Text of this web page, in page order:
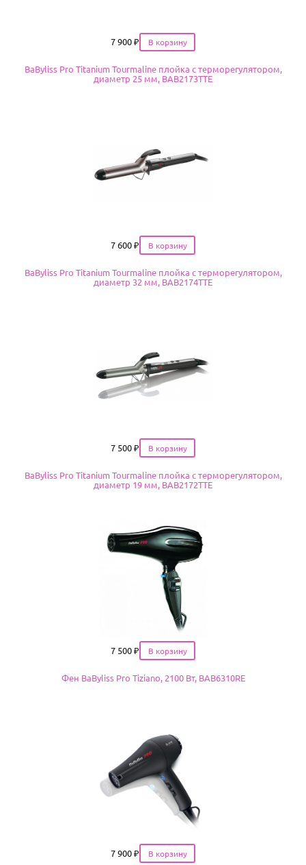
Цена
7 900 ₽
BaByliss Pro Titanium Tourmaline плойка с терморегулятором,
диаметр 25 мм, BAB2173TTE
Цена
7 600 ₽
BaByliss Pro Titanium Tourmaline плойка с терморегулятором,
диаметр 32 мм, BAB2174TTE
Цена
7 500 ₽
BaByliss Pro Titanium Tourmaline плойка с терморегулятором,
диаметр 19 мм, BAB2172TTE
Цена
7 500 ₽
Фен BaByliss Pro Tiziano, 2100 Вт, BAB6310RE
Цена
7 900 ₽